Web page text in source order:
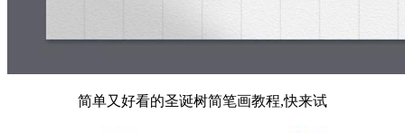
简单又好看的圣诞树简笔画教程,快来试